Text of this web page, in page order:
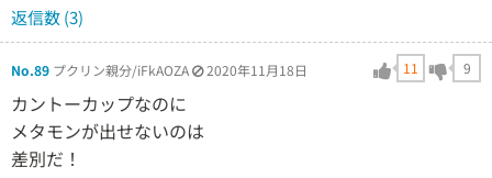
返信数 (3)
No.89 プクリン親分/iFkAOZA 2020年11月18日 11 9
カントーカップなのに
メタモンが出せないのは
差別だ！